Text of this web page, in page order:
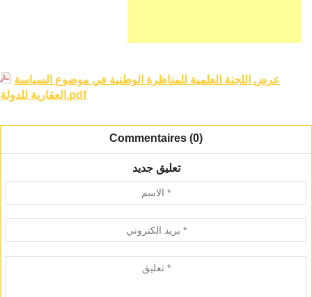
عرض اللجنة العلمية للمناظرة الوطنية في موضوع السياسة
العقارية للدولة.pdf
Commentaires (0)
تعليق جديد